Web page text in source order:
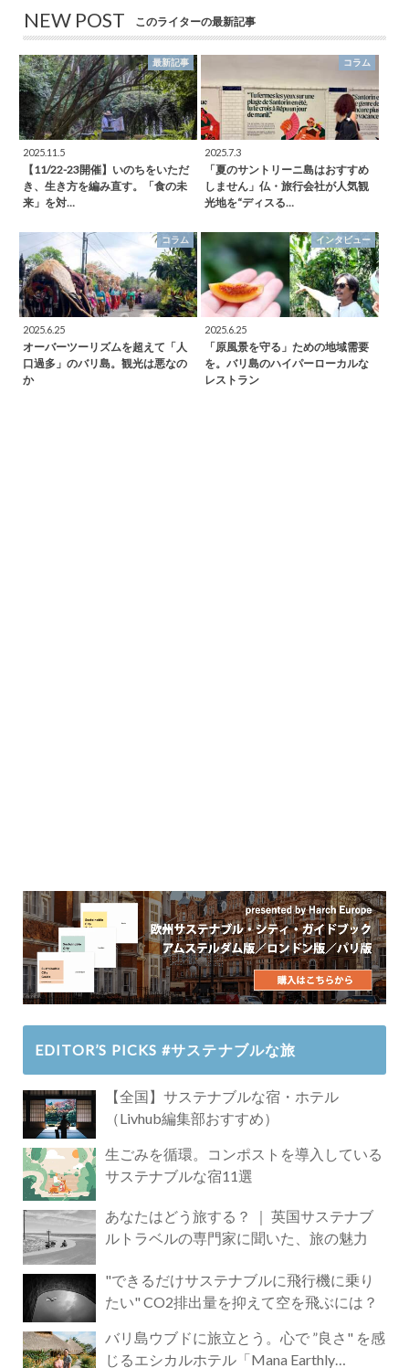
NEW POST このライターの最新記事
最新記事
2025.11.5
【11/22-23開催】いのちをいただ
き、生き方を編み直す。「食の未
来」を対…
コラム
2025.7.3
「夏のサントリーニ島はおすすめ
しません」仏・旅行会社が人気観
光地を“ディスる…
コラム
2025.6.25
オーバーツーリズムを超えて「人
口過多」のバリ島。観光は悪なの
か
インタビュー
2025.6.25
「原風景を守る」ための地域需要
を。バリ島のハイパーローカルな
レストラン
EDITOR’S PICKS #サステナブルな旅
【全国】サステナブルな宿・ホテル
（Livhub編集部おすすめ）
生ごみを循環。コンポストを導入している
サステナブルな宿11選
あなたはどう旅する？ ｜ 英国サステナブ
ルトラベルの専門家に聞いた、旅の魅力
"できるだけサステナブルに飛行機に乗り
たい" CO2排出量を抑えて空を飛ぶには？
バリ島ウブドに旅立とう。心で ”良さ" を感
じるエシカルホテル「Mana Earthly